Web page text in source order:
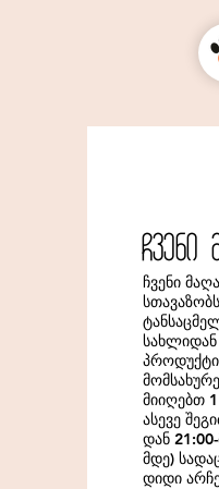
Cveni
ჩვენი
მიიღებთ
ასევე
დან
მდე)
დიდი